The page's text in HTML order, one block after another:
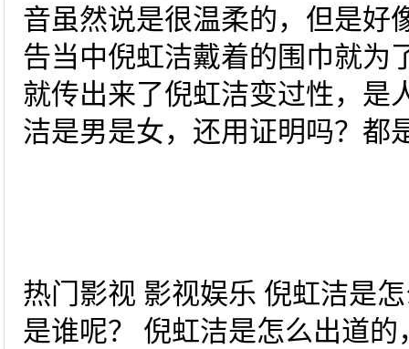
音虽然说是很温柔的，但是好
告当中倪虹洁戴着的围巾就为
就传出来了倪虹洁变过性，是
洁是男是女，还用证明吗？都
热门影视 影视娱乐 倪虹洁是
是谁呢？ 倪虹洁是怎么出道